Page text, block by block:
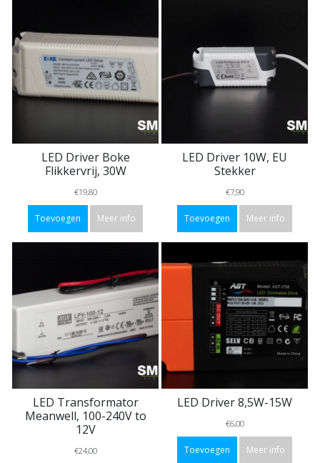
LED Driver Boke
Flikkervrij, 30W
€19,80
Toevoegen Meer info
LED Driver 10W, EU
Stekker
€7,90
Toevoegen Meer info
LED Transformator
Meanwell, 100-240V to
12V
€24,00
LED Driver 8,5W-15W
€6,00
Toevoegen Meer info